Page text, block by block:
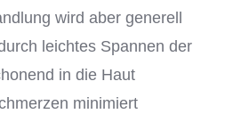
wird aber generell
leichtes Spannen der
in die Haut
minimiert